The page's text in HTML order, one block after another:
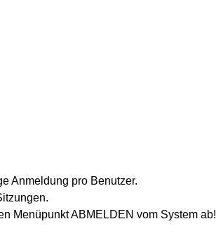
Anmeldung pro Benutzer.
Menüpunkt ABMELDEN vom System ab!